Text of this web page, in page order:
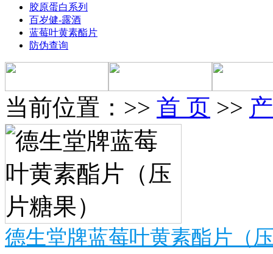
胶原蛋白系列
百岁健-露酒
蓝莓叶黄素酯片
防伪查询
当前位置：>> 首 页 >>
德生堂牌蓝莓叶黄素酯片（